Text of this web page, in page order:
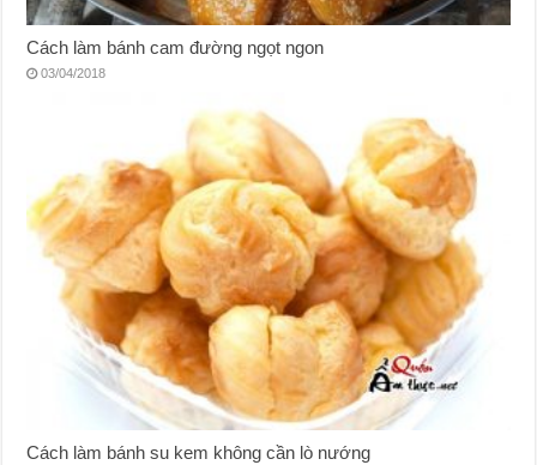
Cách làm bánh cam đường ngọt ngon
03/04/2018
Cách làm bánh su kem không cần lò nướng